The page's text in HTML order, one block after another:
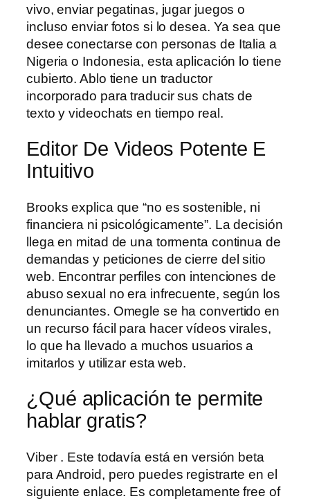
vivo, enviar pegatinas, jugar juegos o
incluso enviar fotos si lo desea. Ya sea que
desee conectarse con personas de Italia a
Nigeria o Indonesia, esta aplicación lo tiene
cubierto. Ablo tiene un traductor
incorporado para traducir sus chats de
texto y videochats en tiempo real.
Editor De Videos Potente E
Intuitivo
Brooks explica que “no es sostenible, ni
financiera ni psicológicamente”. La decisión
llega en mitad de una tormenta continua de
demandas y peticiones de cierre del sitio
web. Encontrar perfiles con intenciones de
abuso sexual no era infrecuente, según los
denunciantes. Omegle se ha convertido en
un recurso fácil para hacer vídeos virales,
lo que ha llevado a muchos usuarios a
imitarlos y utilizar esta web.
¿Qué aplicación te permite
hablar gratis?
Viber . Este todavía está en versión beta
para Android, pero puedes registrarte en el
siguiente enlace. Es completamente free of